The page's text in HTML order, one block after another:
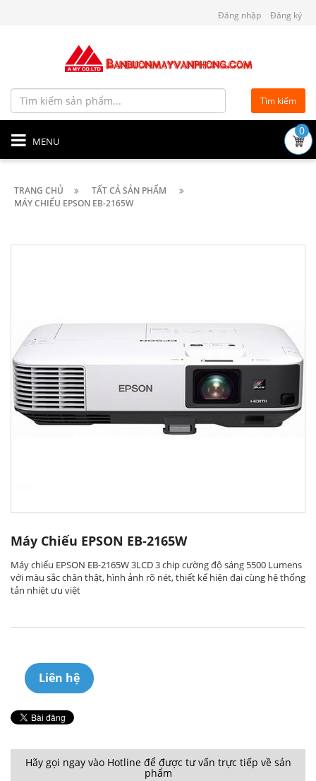
Đăng nhập Đăng ký
Tìm kiếm
MENU
0
TRANG CHỦ
TẤT CẢ SẢN PHẨM
MÁY CHIẾU EPSON EB-2165W
Máy Chiếu EPSON EB-2165W
Máy chiếu EPSON EB-2165W 3LCD 3 chip cường độ sáng 5500 Lumens
với màu sắc chân thật, hình ảnh rõ nét, thiết kế hiện đại cùng hệ thống
tản nhiệt ưu việt
Liên hệ
Hãy gọi ngay vào Hotline để được tư vấn trực tiếp về sản
phẩm